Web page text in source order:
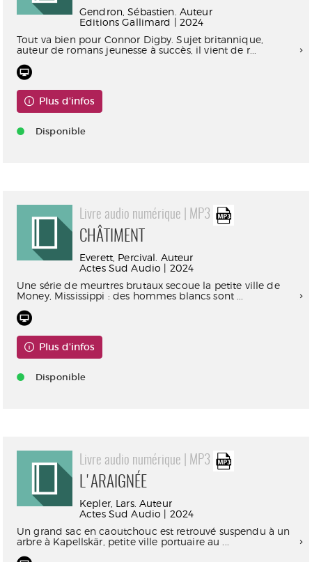
Gendron, Sébastien. Auteur
Editions Gallimard | 2024
Tout va bien pour Connor Digby. Sujet britannique,
auteur de romans jeunesse à succès, il vient de r...
Plus d'infos
Disponible
Livre audio numérique | MP3
CHÂTIMENT
Everett, Percival. Auteur
Actes Sud Audio | 2024
Une série de meurtres brutaux secoue la petite ville de
Money, Mississippi : des hommes blancs sont ...
Plus d'infos
Disponible
Livre audio numérique | MP3
L'ARAIGNÉE
Kepler, Lars. Auteur
Actes Sud Audio | 2024
Un grand sac en caoutchouc est retrouvé suspendu à un
arbre à Kapellskär, petite ville portuaire au ...